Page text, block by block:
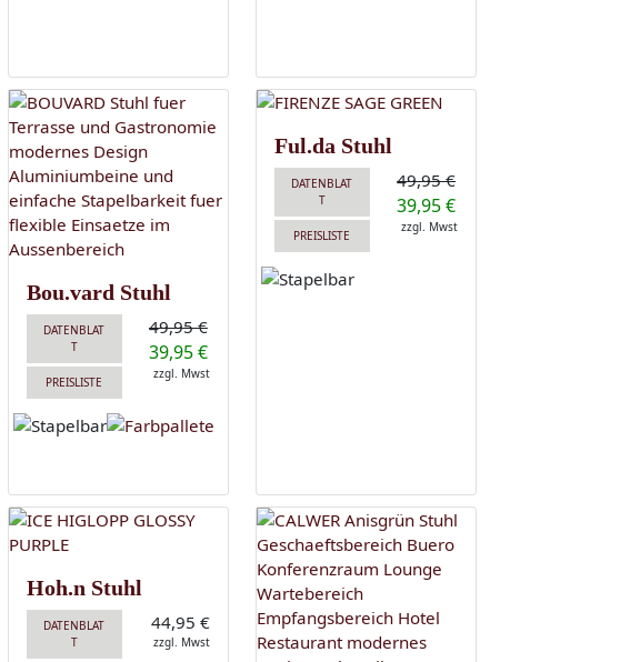
Bou.vard Stuhl
DATENBLAT
T
PREISLISTE
49,95 €
39,95 €
zzgl. Mwst
Ful.da Stuhl
DATENBLAT
T
PREISLISTE
49,95 €
39,95 €
zzgl. Mwst
Hoh.n Stuhl
DATENBLAT
T
44,95 €
zzgl. Mwst